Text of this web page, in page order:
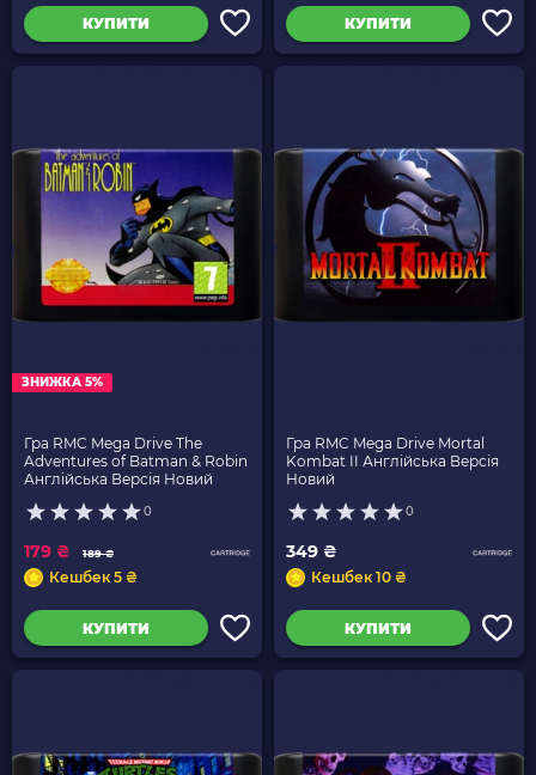
КУПИТИ КУПИТИ
ЗНИЖКА 5%
Гра RMC Mega Drive The
Adventures of Batman & Robin
Англійська Версія Новий
0
189 ₴
179 ₴
Кешбек 5 ₴
КУПИТИ
Гра RMC Mega Drive Mortal
Kombat II Англійська Версія
Новий
0
349 ₴
Кешбек 10 ₴
КУПИТИ